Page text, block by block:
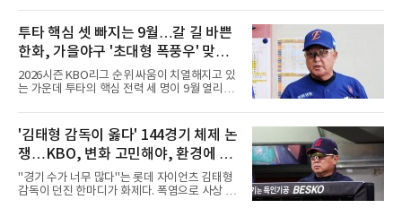
스, kt wiz에서는 합격자가 나오지 않았다.이들
은 올해 12월 입대해 2028
이저리그 사무국은 7일(한국시간) 시애틀 매리
너스 불펜 투수 게이브 스파이어에게 3경기, 댄
윌슨 감독에게 1경기 출장 금지 처분을 내렸다.
두 사람에게는 공개되지 않은 벌금도 부과됐다.
발단은 전날 경기였다. 미국 워싱턴주 시애틀 T
모바일 파크에서 열린 디트로이트 타이거스전 8
회초, 2사 후 등판한 스파이어가 글라이버 토레
맞았던 디트로이트 선수들은 분을 참지 못하고
그라운드로 뛰쳐나왔다.심판
투타 핵심 셋 빠지는 9월…갈 길 바쁜
한화, 가을야구 '초대형 폭풍우' 맞는
다?
2026시즌 KBO리그 순위 싸움이 치열해지고 있
는 가운데 투타의 핵심 전력 세 명이 9월 열리는
화 이글스에 거센 폭풍우가 강타할 것으로 보인
다.이번 아시안게임 한국 야구대표팀에 타선의
중심인 거포 노시환과 문현빈이 승선한 데 이어,
대만 야구협회의 최종 엔트리 발표를 통해 아시
아 쿼터 최고의 히트작이자 선발진의 중추인 좌
완 에이스 왕옌청까지 차출이 확정되었다. 팀 공
격의 핵과 마운드의 핵심 자원들이 단 한꺼번에
'김태형 감독이 옳다' 144경기 체제 논
쟁…KBO, 변화 고민해야, 환경에 맞
는 경기 수가 바람직
"경기 수가 너무 많다"는 롯데 자이언츠 김태형
감독이 던진 한마디가 화제다. 폭염으로 사상 초